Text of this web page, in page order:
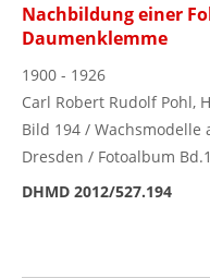
Nachbildung einer
Daumenklemme
1900 - 1926
Carl Robert Rudolf Pohl,
Bild 194 / Wachsmodelle
Dresden / Fotoalbum
DHMD 2012/527.194